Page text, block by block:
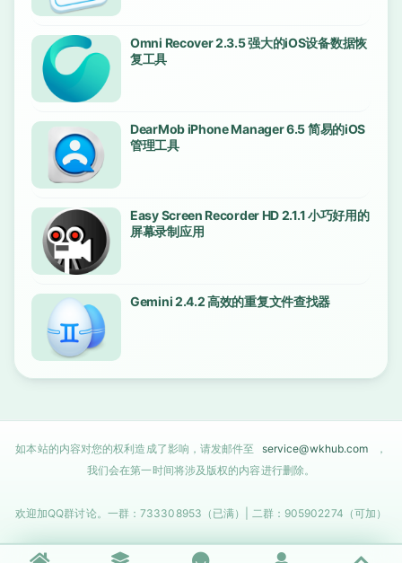
Omni Recover 2.3.5 强大的iOS设备数据恢
复工具
DearMob iPhone Manager 6.5 简易的iOS
管理工具
Easy Screen Recorder HD 2.1.1 小巧好用的
屏幕录制应用
Gemini 2.4.2 高效的重复文件查找器
如本站的内容对您的权利造成了影响，请发邮件至 service@wkhub.com
，
我们会在第一时间将涉及版权的内容进行删除。
欢迎加QQ群讨论。一群：733308953（已满）| 二群：905902274（可加）